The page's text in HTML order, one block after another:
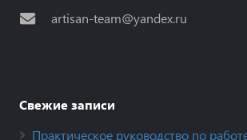
artisan-team@yandex.ru
Свежие записи
Практическое руководство по